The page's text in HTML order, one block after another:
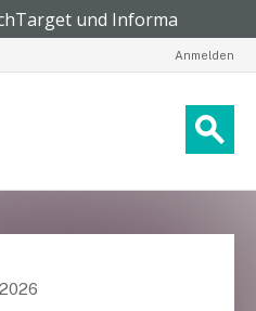
Anmelden